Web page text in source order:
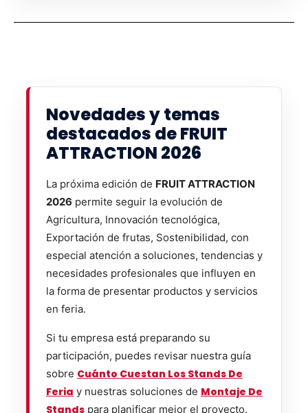
Novedades y temas
destacados de FRUIT
ATTRACTION 2026
La próxima edición de FRUIT ATTRACTION
2026 permite seguir la evolución de
Agricultura, Innovación tecnológica,
Exportación de frutas, Sostenibilidad, con
especial atención a soluciones, tendencias y
necesidades profesionales que influyen en
la forma de presentar productos y servicios
en feria.
Si tu empresa está preparando su
participación, puedes revisar nuestra guía
sobre Cuánto Cuestan Los Stands De
Feria y nuestras soluciones de Montaje De
Stands para planificar mejor el proyecto.